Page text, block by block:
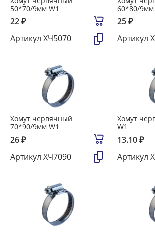
50*70/9мм W1
22₽
Артикул ХЧ5070
60*80/9мм
25₽
Артикул
Хомут червячный
70*90/9мм W1
26₽
Артикул ХЧ7090
Хомут
W1
13.10₽
Артикул